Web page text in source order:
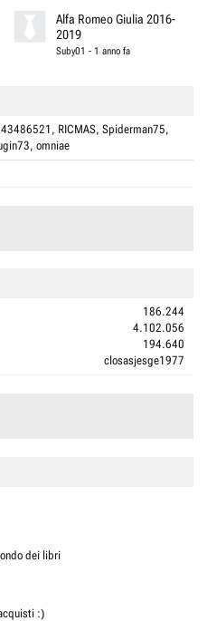
Alfa Romeo Giulia 2016-
2019
Suby01 - 1 anno fa
RICMAS Spiderman75
omniae
186.244
4.102.056
194.640
closasjesge1977
dei libri
:)